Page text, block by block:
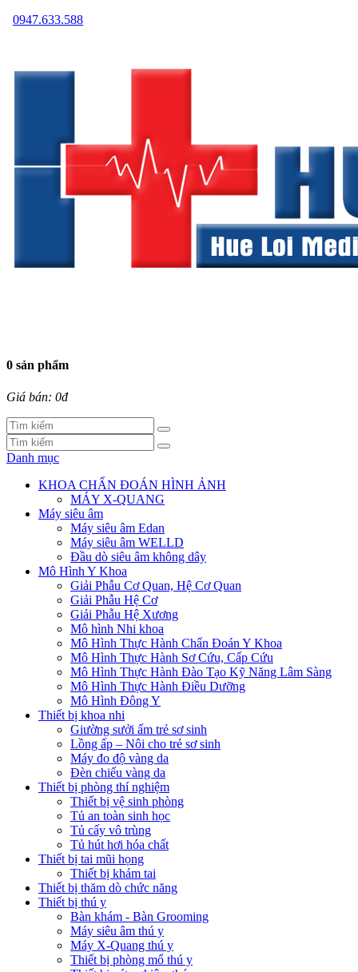
0947.633.588
0 sản phẩm
Giá bán: 0đ
Danh mục
KHOA CHẨN ĐOÁN HÌNH ẢNH
MÁY X-QUANG
Máy siêu âm
Máy siêu âm Edan
Máy siêu âm WELLD
Đầu dò siêu âm không dây
Mô Hình Y Khoa
Giải Phẫu Cơ Quan, Hệ Cơ Quan
Giải Phẫu Hệ Cơ
Giải Phẫu Hệ Xương
Mô hình Nhi khoa
Mô Hình Thực Hành Chẩn Đoán Y Khoa
Mô Hình Thực Hành Sơ Cứu, Cấp Cứu
Mô Hình Thực Hành Đào Tạo Kỹ Năng Lâm Sàng
Mô Hình Thực Hành Điều Dưỡng
Mô Hình Đông Y
Thiết bị khoa nhi
Giường sưởi ấm trẻ sơ sinh
Lồng ấp – Nôi cho trẻ sơ sinh
Máy đo độ vàng da
Đèn chiếu vàng da
Thiết bị phòng thí nghiệm
Thiết bị vệ sinh phòng
Tủ an toàn sinh học
Tủ cấy vô trùng
Tủ hút hơi hóa chất
Thiết bị tai mũi họng
Thiết bị khám tai
Thiết bị thăm dò chức năng
Thiết bị thú y
Bàn khám - Bàn Grooming
Máy siêu âm thú y
Máy X-Quang thú y
Thiết bị phòng mổ thú y